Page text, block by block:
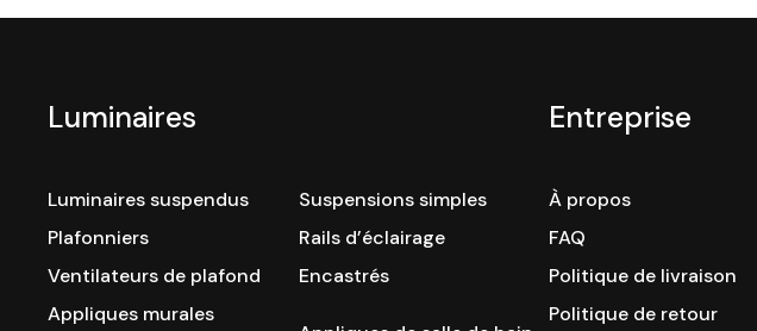
Luminaires
Luminaires suspendus
Suspensions simples
Plafonniers
Rails d’éclairage
Ventilateurs de plafond
Encastrés
Appliques murales
Entreprise
À propos
FAQ
Politique de livraison
Politique de retour